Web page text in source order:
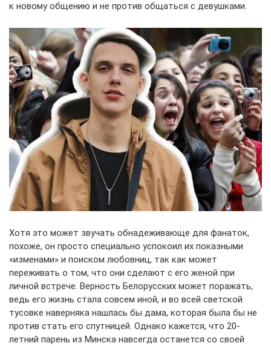
к новому общению и не против общаться с девушками.
Хотя это может звучать обнадеживающе для фанаток,
похоже, он просто специально успокоил их показными
«изменами» и поиском любовниц, так как может
переживать о том, что они сделают с его женой при
личной встрече. Верность Белорусских может поражать,
ведь его жизнь стала совсем иной, и во всей светской
тусовке наверняка нашлась бы дама, которая была бы не
против стать его спутницей. Однако кажется, что 20-
летний парень из Минска навсегда останется со своей